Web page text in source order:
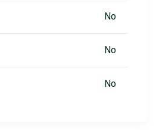
No
No
No